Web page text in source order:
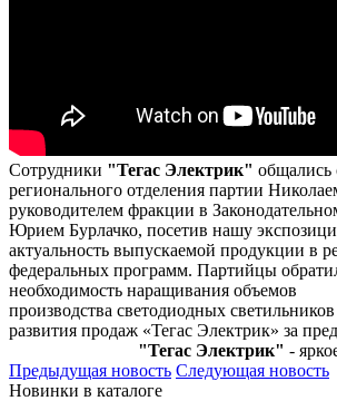
Сотрудники "Тегас Электрик" общались
регионального отделения партии
руководителем фракции в
Юрием Бурлачко, посетив нашу
актуальность выпускаемой продукции в
федеральных программ. Партийцы
необходимость наращивания объемов
производства светодиодных
развития продаж «Тегас Электрик» за
"Тегас Электрик" -
Предыдущая новость Следующая новость
Новинки в каталоге